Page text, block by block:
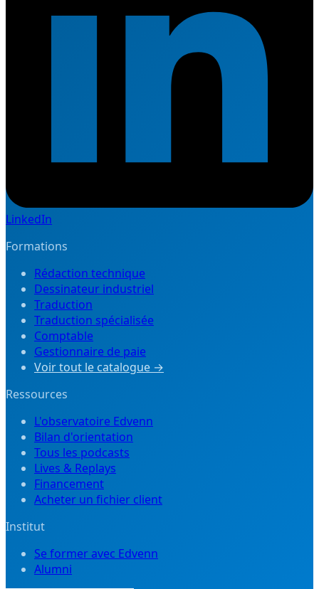
LinkedIn
Formations
Rédaction technique
Dessinateur industriel
Traduction
Traduction spécialisée
Comptable
Gestionnaire de paie
Voir tout le catalogue →
Ressources
L'observatoire Edvenn
Bilan d'orientation
Tous les podcasts
Lives & Replays
Financement
Acheter un fichier client
Institut
Se former avec Edvenn
Alumni